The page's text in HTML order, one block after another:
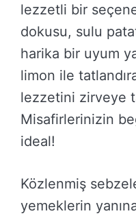
lezzetli bir
dokusu, sulu
harika bir uyum
limon ile
lezzetini zirveye
Misafirlerinizin
ideal!
Közlenmiş
yemeklerin